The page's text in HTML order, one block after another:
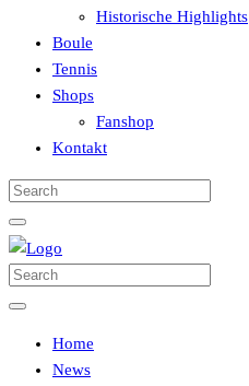
Historische Highlights
Boule
Tennis
Shops
Fanshop
Kontakt
Home
News